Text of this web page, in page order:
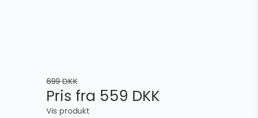
699 DKK
Pris fra 559 DKK
Vis produkt